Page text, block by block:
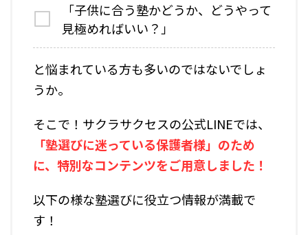
「子供に合う塾かどうか、どうやって
見極めればいい？」
と悩まれている方も多いのではないでしょ
うか。
そこで！サクラサクセスの公式LINEでは、
「塾選びに迷っている保護者様」のため
に、特別なコンテンツをご用意しました！
以下の様な塾選びに役立つ情報が満載で
す！